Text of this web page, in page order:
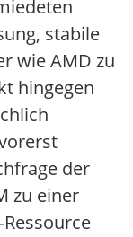
stabile
wie AMD zu
hingegen
der
zu einer